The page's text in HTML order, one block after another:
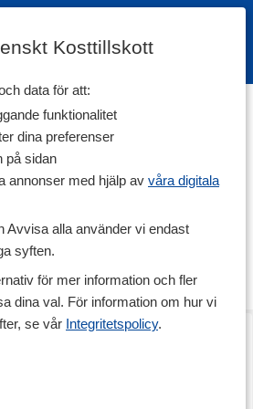
Kosttillskott
data för att:
funktionalitet
dina preferenser
på sidan
annonser med hjälp av våra digitala
Avvisa alla använder vi endast
syften.
för mer information och fler
dina val. För information om hur vi
se vår Integritetspolicy.
som är multifunktionella, lätta att
är utformad för att användas i
design och hög kvalitet.
Trigger Point Roller